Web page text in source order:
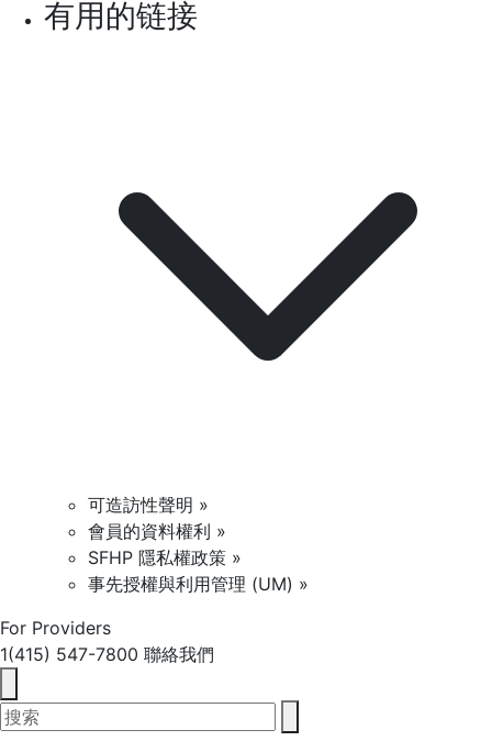
有用的链接
可造訪性聲明 »
會員的資料權利 »
SFHP 隱私權政策 »
事先授權與利用管理 (UM) »
For Providers
1(415) 547-7800 聯絡我們